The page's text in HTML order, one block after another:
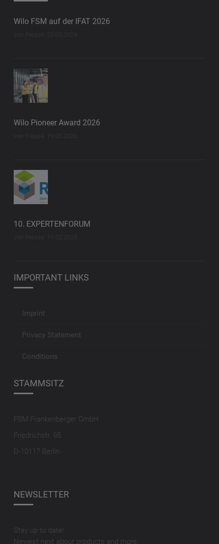
Wilo FSM auf der IFAT 2026
Wilo Pioneer Award 2026
10. EXPERTENFORUM
IMPORTANT LINKS
Imprint
Privacy Statement
Conditions
STAMMSITZ
FSM Frankenberger GmbH
Friedrichstr. 95
D-10117 Berlin
NEWSLETTER
Stay up to date!
Newest next about products and more.